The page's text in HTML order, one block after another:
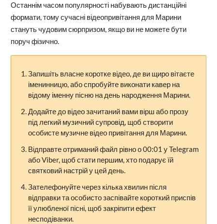
Останнім часом популярності набувають дистанційні
формати, тому сучасні відеопривітання для Марини
стануть чудовим сюрпризом, якщо ви не можете бути
поруч фізично.
Запишіть власне коротке відео, де ви щиро вітаєте
іменинницю, або спробуйте виконати кавер на
відому іменну пісню на день народження Марини.
Додайте до відео зачитаний вами вірш або прозу
під легкий музичний супровід, щоб створити
особисте музичне відео привітання для Марини.
Відправте отриманий файл рівно о 00:01 у Telegram
або Viber, щоб стати першим, хто подарує їй
святковий настрій у цей день.
Зателефонуйте через кілька хвилин після
відправки та особисто заспівайте короткий приспів
її улюбленої пісні, щоб закріпити ефект
несподіванки.